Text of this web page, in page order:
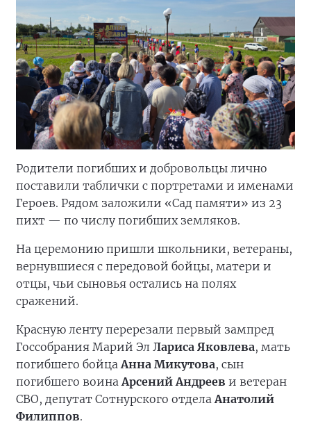
Родители погибших и добровольцы лично
поставили таблички с портретами и именами
Героев. Рядом заложили «Сад памяти» из 23
пихт — по числу погибших земляков.
На церемонию пришли школьники, ветераны,
вернувшиеся с передовой бойцы, матери и
отцы, чьи сыновья остались на полях
сражений.
Красную ленту перерезали первый зампред
Госсобрания Марий Эл Лариса Яковлева, мать
погибшего бойца Анна Микутова, сын
погибшего воина Арсений Андреев и ветеран
СВО, депутат Сотнурского отдела Анатолий
Филиппов.